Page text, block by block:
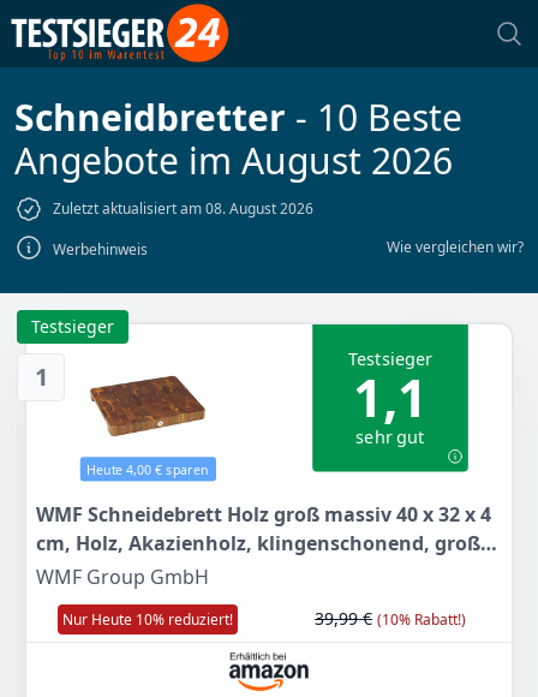
Schneidbretter - 10 Beste
Angebote im August 2026
Zuletzt aktualisiert am 08. August 2026
Werbehinweis
Wie vergleichen wir?
1
Testsieger
Heute 4,00 € sparen
Testsieger
1,1
sehr gut
WMF Schneidebrett Holz groß massiv 40 x 32 x 4
cm, Holz, Akazienholz, klingenschonend, große
Arbeitsfläche, Küchenbrett, Stirnholzoptik,
Gummierte Füße
WMF Group GmbH
Nur Heute 10% reduziert! 39,99 € (10% Rabatt!)